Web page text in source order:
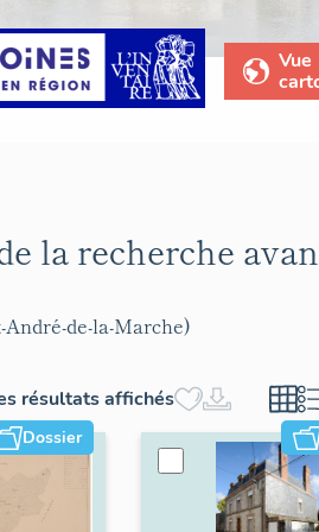
Vue
la recherche
de-la-Marche)
résultats affichés
Dossier